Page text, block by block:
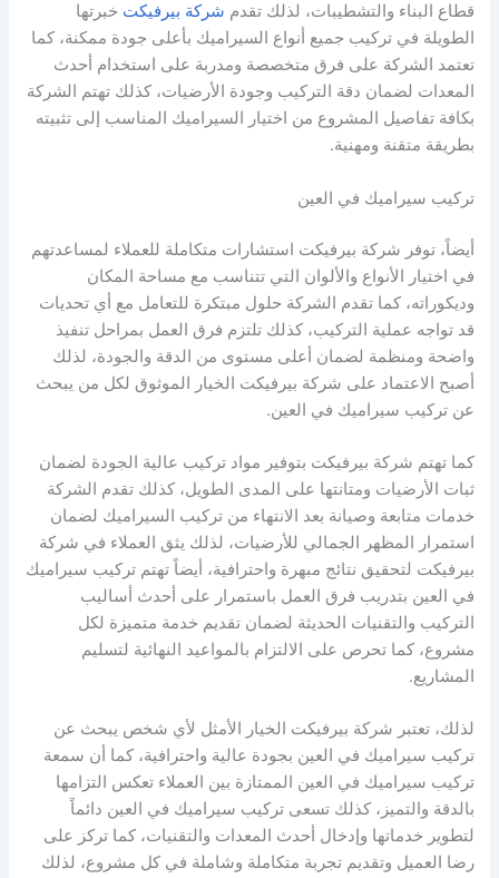
قطاع البناء والتشطيبات، لذلك تقدم شركة بيرفيكت خبرتها
الطويلة في تركيب جميع أنواع السيراميك بأعلى جودة ممكنة، كما
تعتمد الشركة على فرق متخصصة ومدربة على استخدام أحدث
المعدات لضمان دقة التركيب وجودة الأرضيات، كذلك تهتم الشركة
بكافة تفاصيل المشروع من اختيار السيراميك المناسب إلى تثبيته
بطريقة متقنة ومهنية.
تركيب سيراميك في العين
أيضاً، توفر شركة بيرفيكت استشارات متكاملة للعملاء لمساعدتهم
في اختيار الأنواع والألوان التي تتناسب مع مساحة المكان
وديكوراته، كما تقدم الشركة حلول مبتكرة للتعامل مع أي تحديات
قد تواجه عملية التركيب، كذلك تلتزم فرق العمل بمراحل تنفيذ
واضحة ومنظمة لضمان أعلى مستوى من الدقة والجودة، لذلك
أصبح الاعتماد على شركة بيرفيكت الخيار الموثوق لكل من يبحث
عن تركيب سيراميك في العين.
كما تهتم شركة بيرفيكت بتوفير مواد تركيب عالية الجودة لضمان
ثبات الأرضيات ومتانتها على المدى الطويل، كذلك تقدم الشركة
خدمات متابعة وصيانة بعد الانتهاء من تركيب السيراميك لضمان
استمرار المظهر الجمالي للأرضيات، لذلك يثق العملاء في شركة
بيرفيكت لتحقيق نتائج مبهرة واحترافية، أيضاً تهتم تركيب سيراميك
في العين بتدريب فرق العمل باستمرار على أحدث أساليب
التركيب والتقنيات الحديثة لضمان تقديم خدمة متميزة لكل
مشروع، كما تحرص على الالتزام بالمواعيد النهائية لتسليم
المشاريع.
لذلك، تعتبر شركة بيرفيكت الخيار الأمثل لأي شخص يبحث عن
تركيب سيراميك في العين بجودة عالية واحترافية، كما أن سمعة
تركيب سيراميك في العين الممتازة بين العملاء تعكس التزامها
بالدقة والتميز، كذلك تسعى تركيب سيراميك في العين دائماً
لتطوير خدماتها وإدخال أحدث المعدات والتقنيات، كما تركز على
رضا العميل وتقديم تجربة متكاملة وشاملة في كل مشروع، لذلك